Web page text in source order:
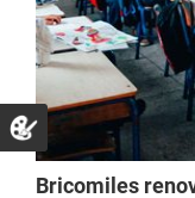
Bricomiles